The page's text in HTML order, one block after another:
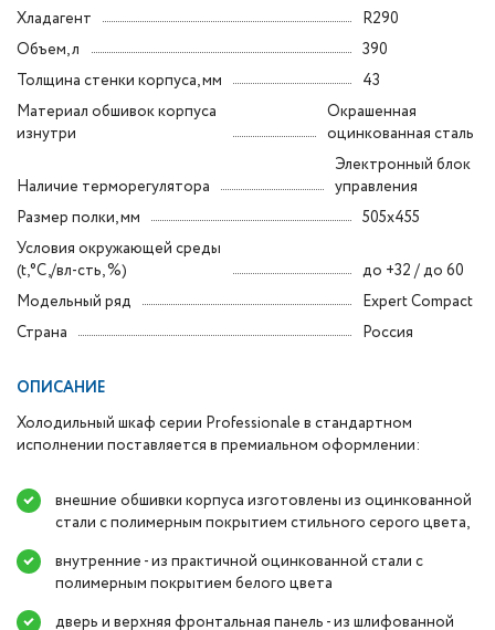
Хладагент
R290
Объем, л
390
Толщина стенки корпуса, мм
43
Материал обшивок корпуса
изнутри
Окрашенная
оцинкованная сталь
Наличие терморегулятора
Электронный блок
управления
Размер полки, мм
505x455
Условия окружающей среды
(t,°C,/вл-сть, %)
до +32 / до 60
Модельный ряд
Expert Compact
Страна
Россия
ОПИСАНИЕ
Холодильный шкаф серии Professionale в стандартном
исполнении поставляется в премиальном оформлении:
внешние обшивки корпуса изготовлены из оцинкованной
стали с полимерным покрытием стильного серого цвета,
внутренние - из практичной оцинкованной стали с
полимерным покрытием белого цвета
дверь и верхняя фронтальная панель - из шлифованной